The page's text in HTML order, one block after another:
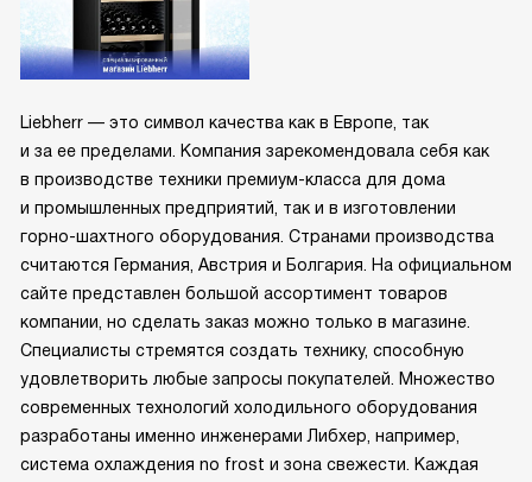
Liebherr — это символ качества как в Европе, так
и за ее пределами. Компания зарекомендовала себя как
в производстве техники премиум-класса для дома
и промышленных предприятий, так и в изготовлении
горно-шахтного оборудования. Странами производства
считаются Германия, Австрия и Болгария. На официальном
сайте представлен большой ассортимент товаров
компании, но сделать заказ можно только в магазине.
Специалисты стремятся создать технику, способную
удовлетворить любые запросы покупателей. Множество
современных технологий холодильного оборудования
разработаны именно инженерами Либхер, например,
система охлаждения no frost и зона свежести. Каждая